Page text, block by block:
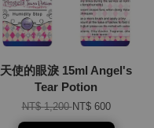
天使的眼淚 15ml Angel's
Tear Potion
NT$ 1,200NT$ 600